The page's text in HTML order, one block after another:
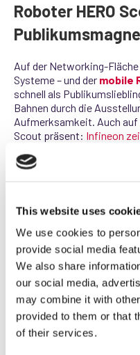
This website uses
We use cookies to
provide social media
We also share
our social media,
may combine it with
provided to them or that
of their services.
Roboter HERO
Auf der
Systeme – und der mobile
schnell als
Bahnen durch die
Aufmerksamkeit. Auch auf
Scout präsent: Infineon